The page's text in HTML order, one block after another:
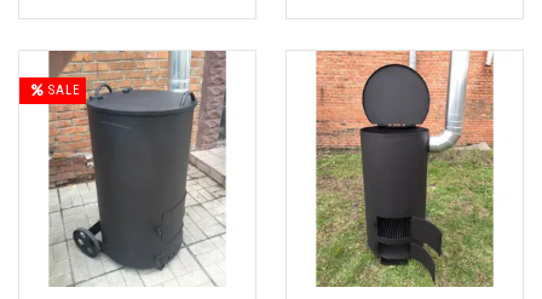
SALE